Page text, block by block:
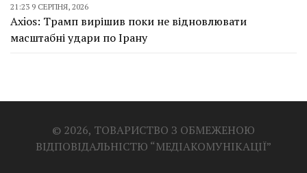
21:23 9 СЕРПНЯ, 2026
Axios: Трамп вирішив поки не відновлювати
масштабні удари по Ірану
© 2026, ТОВАРИСТВО З ОБМЕЖЕНОЮ
ВІДПОВІДАЛЬНІСТЮ “МЕДІАКОМУНІКАЦІЇ”